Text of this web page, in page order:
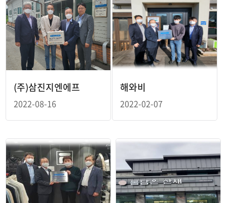
(주)삼진지엔에프
2022-08-16
해와비
2022-02-07